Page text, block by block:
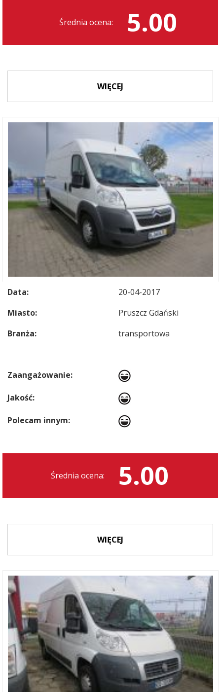
Średnia ocena: 5.00
WIĘCEJ
Data:
20-04-2017
Miasto:
Pruszcz Gdański
Branża:
transportowa
Zaangażowanie:
Jakość:
Polecam innym:
Średnia ocena: 5.00
WIĘCEJ